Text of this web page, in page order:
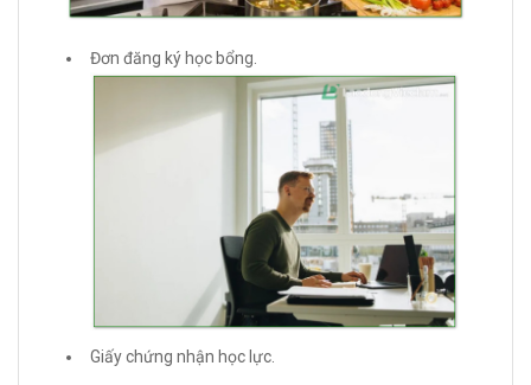
Đơn đăng ký học bổng.
Giấy chứng nhận học lực.